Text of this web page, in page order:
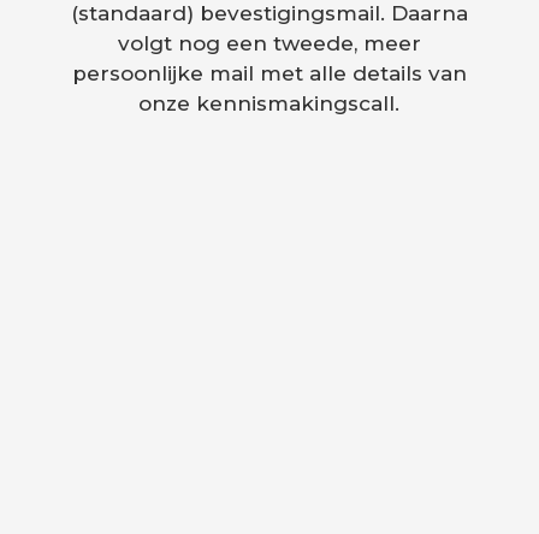
(standaard) bevestigingsmail. Daarna
volgt nog een tweede, meer
persoonlijke mail met alle details van
onze kennismakingscall.